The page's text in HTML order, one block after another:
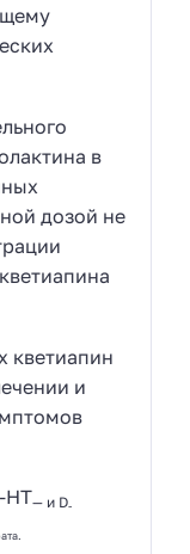
в
дозой не
кветиапин
и
НТ— и D-